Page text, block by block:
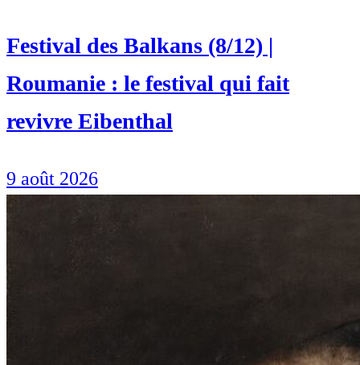
Festival des Balkans (8/12) |
Roumanie : le festival qui fait
revivre Eibenthal
9 août 2026